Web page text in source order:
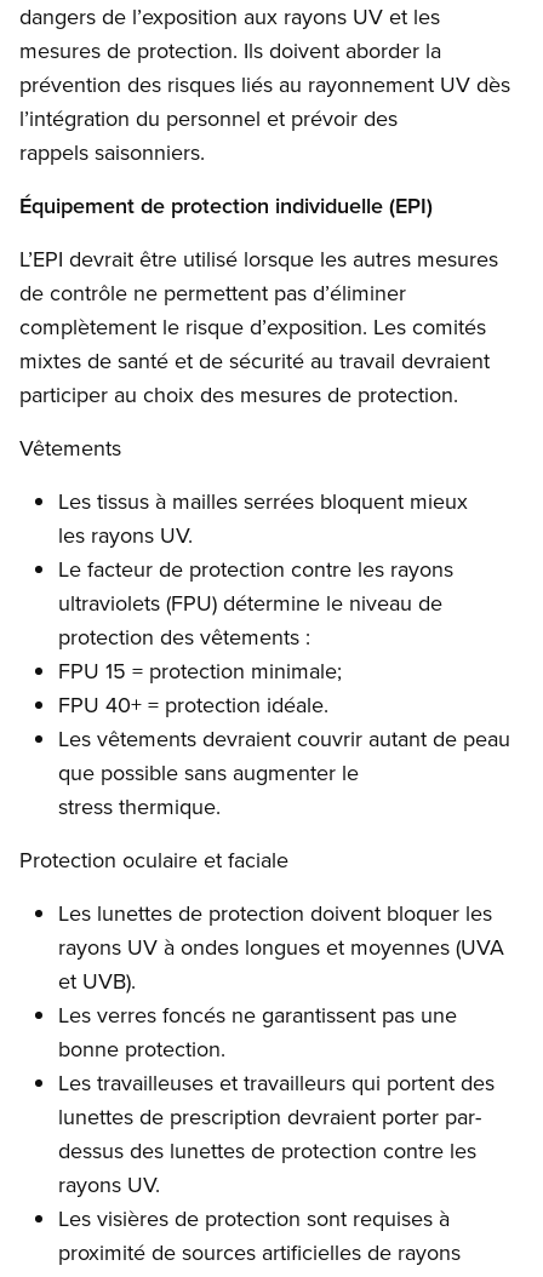
dangers de l’exposition aux rayons UV et les
mesures de protection. Ils doivent aborder la
prévention des risques liés au rayonnement UV dès
l’intégration du personnel et prévoir des
rappels saisonniers.
Équipement de protection individuelle (EPI)
L’EPI devrait être utilisé lorsque les autres mesures
de contrôle ne permettent pas d’éliminer
complètement le risque d’exposition. Les comités
mixtes de santé et de sécurité au travail devraient
participer au choix des mesures de protection.
Vêtements
Les tissus à mailles serrées bloquent mieux
les rayons UV.
Le facteur de protection contre les rayons
ultraviolets (FPU) détermine le niveau de
protection des vêtements :
FPU 15 = protection minimale;
FPU 40+ = protection idéale.
Les vêtements devraient couvrir autant de peau
que possible sans augmenter le
stress thermique.
Protection oculaire et faciale
Les lunettes de protection doivent bloquer les
rayons UV à ondes longues et moyennes (UVA
et UVB).
Les verres foncés ne garantissent pas une
bonne protection.
Les travailleuses et travailleurs qui portent des
lunettes de prescription devraient porter par-
dessus des lunettes de protection contre les
rayons UV.
Les visières de protection sont requises à
proximité de sources artificielles de rayons